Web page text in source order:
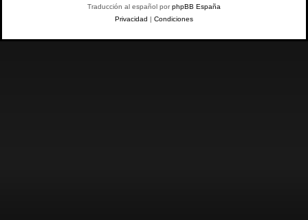
Traducción al español porphpBB España
Privacidad | Condiciones